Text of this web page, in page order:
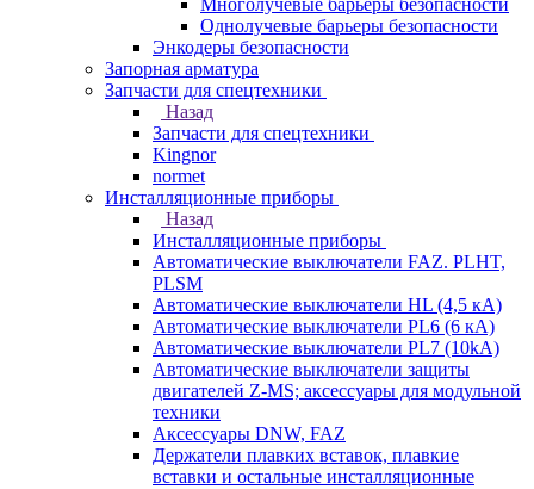
Многолучевые барьеры безопасности
Однолучевые барьеры безопасности
Энкодеры безопасности
Запорная арматура
Запчасти для спецтехники
Назад
Запчасти для спецтехники
Kingnor
normet
Инсталляционные приборы
Назад
Инсталляционные приборы
Автоматические выключатели FAZ. PLHT,
PLSM
Автоматические выключатели HL (4,5 кА)
Автоматические выключатели PL6 (6 кА)
Автоматические выключатели PL7 (10kA)
Автоматические выключатели защиты
двигателей Z-MS; аксессуары для модульной
техники
Аксессуары DNW, FAZ
Держатели плавких вставок, плавкие
вставки и остальные инсталляционные